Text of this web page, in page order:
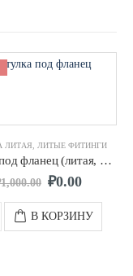
ЛИТАЯ ЛИТЫЕ ФИТИНГИ
Втулка под фланец (литая, удл.) d.0225 SDR17 ПЭ100
1,000.00 ₽0.00
В КОРЗИНУ